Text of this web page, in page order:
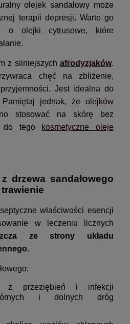
olejek sandałowy może
terapii depresji. Warto go
o olejki cytrusowe, które
z silniejszych afrodyzjaków.
chęć na zbliżenie,
Jest idealna do
Pamiętaj jednak, że olejków
stosować na skórę bez
do tego kosmetyczne oleje
drzewa sandałowego
właściwości esencji
w leczeniu licznych
ze strony układu
.
z przeziębień i infekcji
i dolnych dróg